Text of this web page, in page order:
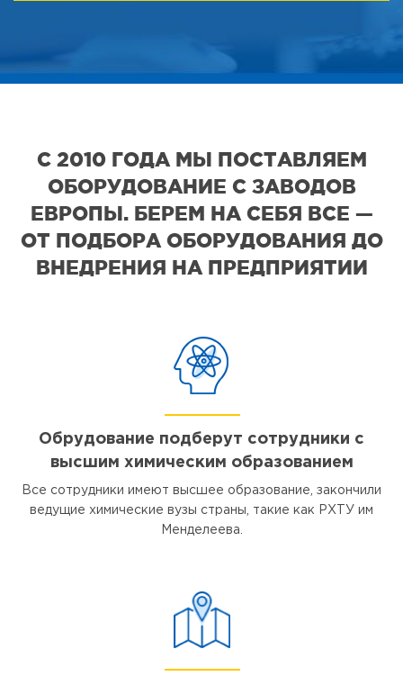
С 2010 ГОДА МЫ ПОСТАВЛЯЕМ
ОБОРУДОВАНИЕ С ЗАВОДОВ
ЕВРОПЫ. БЕРЕМ НА СЕБЯ ВСЕ —
ОТ ПОДБОРА ОБОРУДОВАНИЯ ДО
ВНЕДРЕНИЯ НА ПРЕДПРИЯТИИ
Обрудование подберут сотрудники с
высшим химическим образованием
Все сотрудники имеют высшее образование, закончили
ведущие химические вузы страны, такие как РХТУ им
Менделеева.